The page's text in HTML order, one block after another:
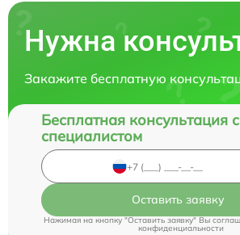
Нужна
Закажите бесплатную
Бесплатная консультация
специалистом
Оставить заявку
Нажимая на кнопку "Оставить заявку" Вы
конфиденциальности